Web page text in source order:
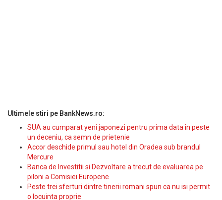
Ultimele stiri pe BankNews.ro:
SUA au cumparat yeni japonezi pentru prima data in peste
un deceniu, ca semn de prietenie
Accor deschide primul sau hotel din Oradea sub brandul
Mercure
Banca de Investitii si Dezvoltare a trecut de evaluarea pe
piloni a Comisiei Europene
Peste trei sferturi dintre tinerii romani spun ca nu isi permit
o locuinta proprie